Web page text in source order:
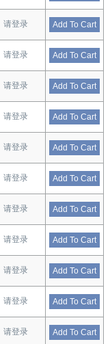
请登录 Add To Cart
请登录 Add To Cart
请登录 Add To Cart
请登录 Add To Cart
请登录 Add To Cart
请登录 Add To Cart
请登录 Add To Cart
请登录 Add To Cart
请登录 Add To Cart
请登录 Add To Cart
请登录 Add To Cart